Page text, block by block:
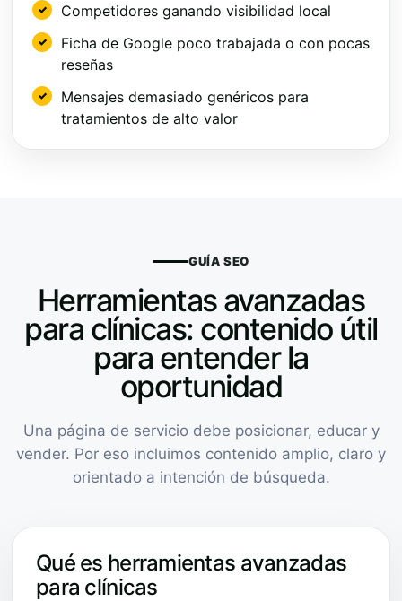
Competidores ganando visibilidad local
Ficha de Google poco trabajada o con pocas
reseñas
Mensajes demasiado genéricos para
tratamientos de alto valor
GUÍA SEO
Herramientas avanzadas
para clínicas: contenido útil
para entender la
oportunidad
Una página de servicio debe posicionar, educar y
vender. Por eso incluimos contenido amplio, claro y
orientado a intención de búsqueda.
Qué es herramientas avanzadas
para clínicas